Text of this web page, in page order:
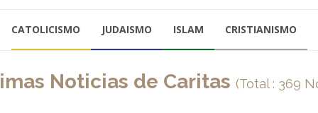
CATOLICISMO JUDAISMO ISLAM CRISTIANISMO
Noticias de Caritas (Total : 369